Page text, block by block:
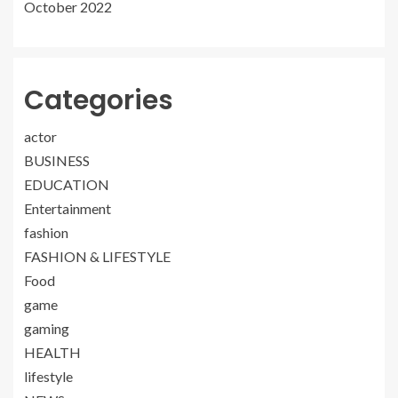
October 2022
Categories
actor
BUSINESS
EDUCATION
Entertainment
fashion
FASHION & LIFESTYLE
Food
game
gaming
HEALTH
lifestyle